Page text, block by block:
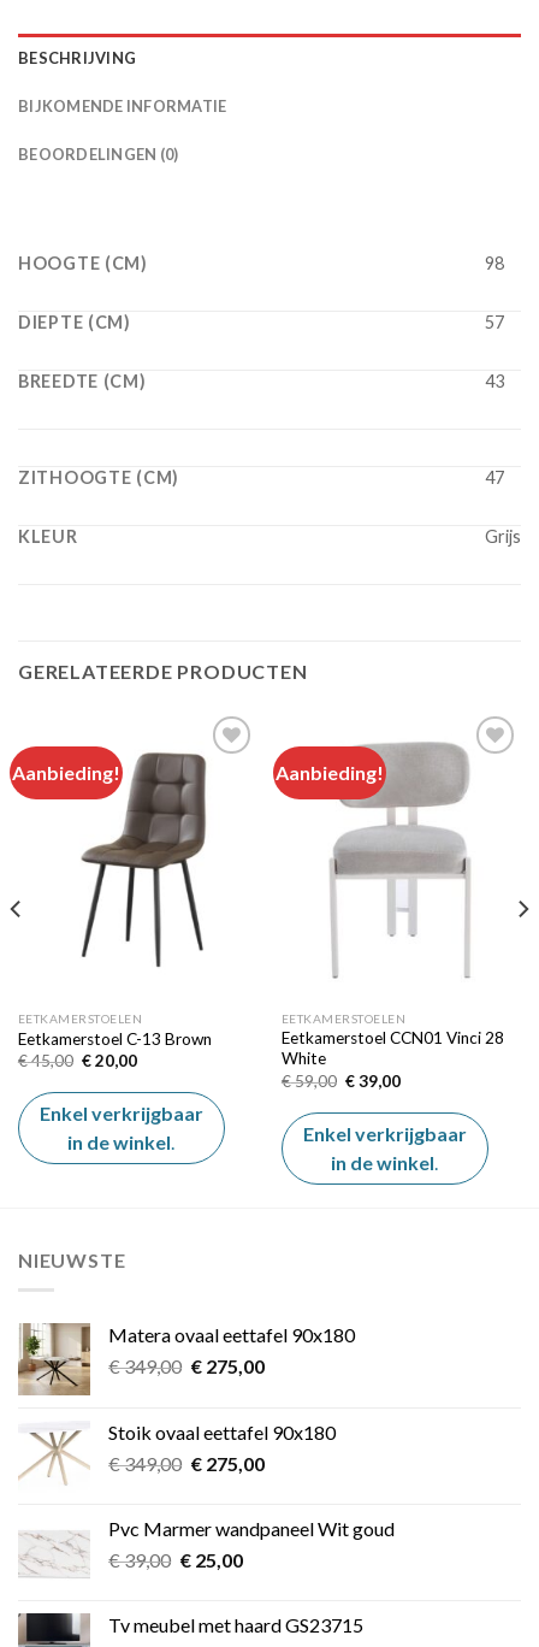
BESCHRIJVING
BIJKOMENDE INFORMATIE
BEOORDELINGEN (0)
HOOGTE (CM) 98
DIEPTE (CM) 57
BREEDTE (CM) 43
ZITHOOGTE (CM) 47
KLEUR Grijs
GERELATEERDE PRODUCTEN
Aanbieding!
wishlist
EETKAMERSTOELEN
Eetkamerstoel C-13 Brown
€45,00 Oorspronkelijke
was:
€ 45,00.
€20,00Huidige
is:
€ 20,00.
Enkel verkrijgbaar
in de winkel.
Aanbieding!
EETKAMERSTOELEN
Eetkamerstoel CCN01 Vinci 28
White
€59,00 Oorspronkelijke
was:
€ 59,00.
€39,00Huidige
is:
€ 39,00.
Enkel verkrijgbaar
in de winkel
NIEUWSTE
Matera ovaal eettafel 90x180
€349,00 Oorspronkelijke
€ 349,00.
€275,00Huidige
€ 275,00.
Stoik ovaal eettafel 90x180
€349,00 Oorspronkelijke
€ 349,00.
€275,00Huidige
€ 275,00.
Pvc Marmer wandpaneel Wit goud
€39,00 Oorspronkelijke
€ 39,00.
€25,00Huidige
€ 25,00.
Tv meubel met haard GS23715